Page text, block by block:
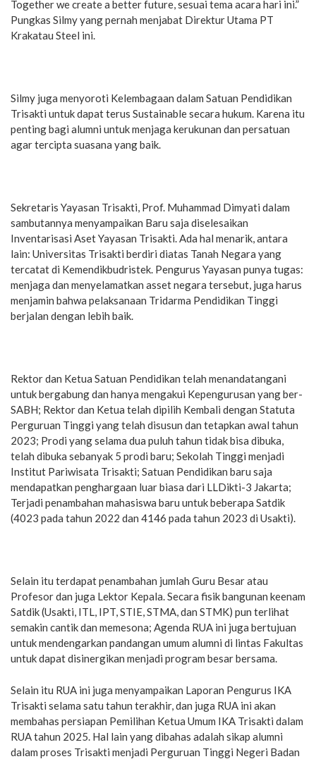
Together we create a better future, sesuai tema acara hari ini.”
Pungkas Silmy yang pernah menjabat Direktur Utama PT
Krakatau Steel ini.
Silmy juga menyoroti Kelembagaan dalam Satuan Pendidikan
Trisakti untuk dapat terus Sustainable secara hukum. Karena itu
penting bagi alumni untuk menjaga kerukunan dan persatuan
agar tercipta suasana yang baik.
Sekretaris Yayasan Trisakti, Prof. Muhammad Dimyati dalam
sambutannya menyampaikan Baru saja diselesaikan
Inventarisasi Aset Yayasan Trisakti. Ada hal menarik, antara
lain: Universitas Trisakti berdiri diatas Tanah Negara yang
tercatat di Kemendikbudristek. Pengurus Yayasan punya tugas:
menjaga dan menyelamatkan asset negara tersebut, juga harus
menjamin bahwa pelaksanaan Tridarma Pendidikan Tinggi
berjalan dengan lebih baik.
Rektor dan Ketua Satuan Pendidikan telah menandatangani
untuk bergabung dan hanya mengakui Kepengurusan yang ber-
SABH; Rektor dan Ketua telah dipilih Kembali dengan Statuta
Perguruan Tinggi yang telah disusun dan tetapkan awal tahun
2023; Prodi yang selama dua puluh tahun tidak bisa dibuka,
telah dibuka sebanyak 5 prodi baru; Sekolah Tinggi menjadi
Institut Pariwisata Trisakti; Satuan Pendidikan baru saja
mendapatkan penghargaan luar biasa dari LLDikti-3 Jakarta;
Terjadi penambahan mahasiswa baru untuk beberapa Satdik
(4023 pada tahun 2022 dan 4146 pada tahun 2023 di Usakti).
Selain itu terdapat penambahan jumlah Guru Besar atau
Profesor dan juga Lektor Kepala. Secara fisik bangunan keenam
Satdik (Usakti, ITL, IPT, STIE, STMA, dan STMK) pun terlihat
semakin cantik dan memesona; Agenda RUA ini juga bertujuan
untuk mendengarkan pandangan umum alumni di lintas Fakultas
untuk dapat disinergikan menjadi program besar bersama.
Selain itu RUA ini juga menyampaikan Laporan Pengurus IKA
Trisakti selama satu tahun terakhir, dan juga RUA ini akan
membahas persiapan Pemilihan Ketua Umum IKA Trisakti dalam
RUA tahun 2025. Hal lain yang dibahas adalah sikap alumni
dalam proses Trisakti menjadi Perguruan Tinggi Negeri Badan